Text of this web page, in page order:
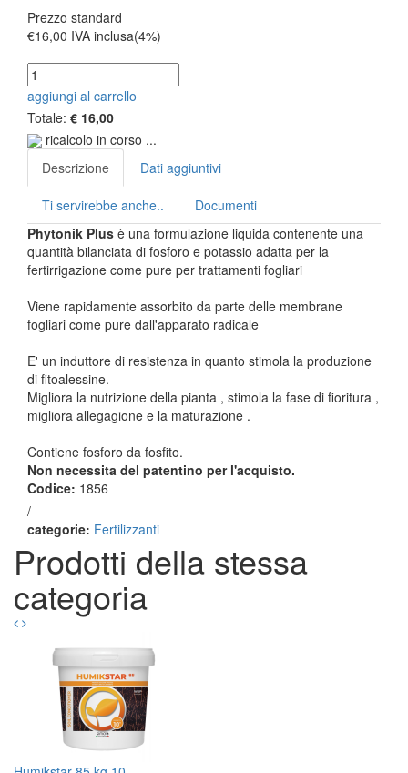
Prezzo standard
€16,00 IVA inclusa(4%)
aggiungi al carrello
Totale: € 16,00
ricalcolo in corso ...
Descrizione
Dati aggiuntivi
Ti servirebbe anche..
Documenti
Phytonik Plus è una formulazione liquida contenente una
quantità bilanciata di fosforo e potassio adatta per la
fertirrigazione come pure per trattamenti fogliari
Viene rapidamente assorbito da parte delle membrane
fogliari come pure dall'apparato radicale
E' un induttore di resistenza in quanto stimola la produzione
di fitoalessine.
Migliora la nutrizione della pianta , stimola la fase di fioritura ,
migliora allegagione e la maturazione .
Contiene fosforo da fosfito.
Non necessita del patentino per l'acquisto.
Codice: 1856
/
categorie: Fertilizzanti
Prodotti della stessa
categoria